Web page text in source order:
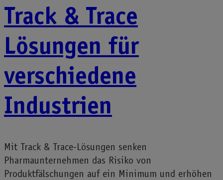
Track & Trace
Lösungen für
verschiedene
Industrien
Mit Track & Trace-Lösungen senken
Pharmaunternehmen das Risiko von
Produktfälschungen auf ein Minimum und erhöhen